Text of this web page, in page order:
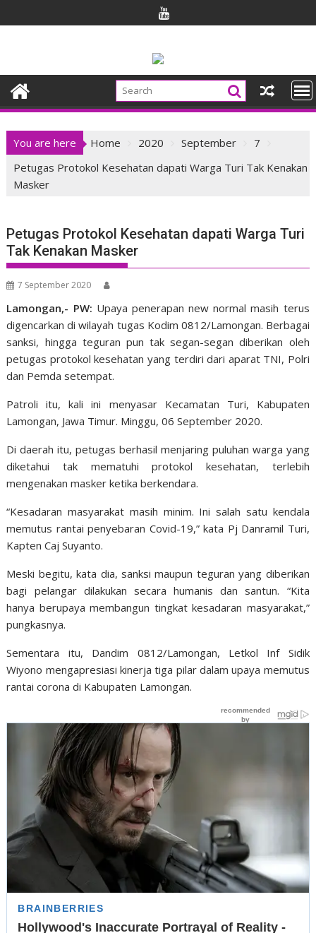
to
You are here Home 2020 September
7
Petugas Protokol Kesehatan dapati Warga Turi Tak Kenakan
Masker
Petugas Protokol Kesehatan dapati Warga Turi
Tak Kenakan Masker
7 September 2020
Lamongan,- PW: Upaya penerapan new normal masih terus
digencarkan di wilayah tugas Kodim 0812/Lamongan. Berbagai
sanksi, hingga teguran pun tak segan-segan diberikan oleh
petugas protokol kesehatan yang terdiri dari aparat TNI, Polri
dan Pemda setempat.
Patroli itu, kali ini menyasar Kecamatan Turi, Kabupaten
Lamongan, Jawa Timur. Minggu, 06 September 2020.
Di daerah itu, petugas berhasil menjaring puluhan warga yang
diketahui tak mematuhi protokol kesehatan, terlebih
mengenakan masker ketika berkendara.
“Kesadaran masyarakat masih minim. Ini salah satu kendala
memutus rantai penyebaran Covid-19,” kata Pj Danramil Turi,
Kapten Caj Suyanto.
Meski begitu, kata dia, sanksi maupun teguran yang diberikan
bagi pelangar dilakukan secara humanis dan santun. “Kita
hanya berupaya membangun tingkat kesadaran masyarakat,”
pungkasnya.
Sementara itu, Dandim 0812/Lamongan, Letkol Inf Sidik
Wiyono mengapresiasi kinerja tiga pilar dalam upaya memutus
rantai corona di Kabupaten Lamongan.